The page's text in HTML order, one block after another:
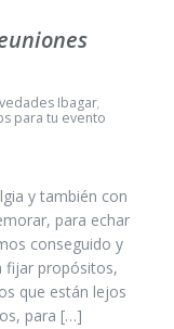
Ibagar,
para tu evento
y también con
para echar
conseguido y
fijar propósitos,
que están lejos
para […]